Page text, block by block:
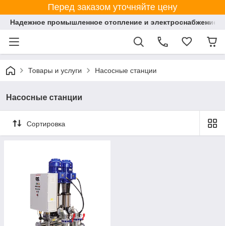
Перед заказом уточняйте цену
Надежное промышленное отопление и электроснабжение
Товары и услуги Насосные станции
Насосные станции
Сортировка